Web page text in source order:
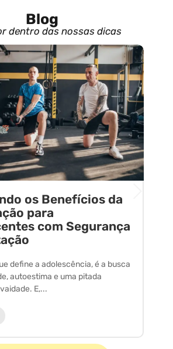
Blog
dentro das nossas dicas
os Benefícios da
para
com Segurança
define a adolescência, é a busca
autoestima e uma pitada
E,...